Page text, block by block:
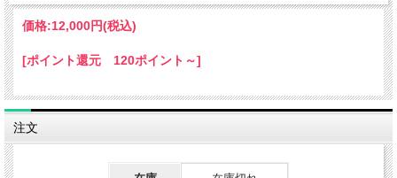
価格:12,000円(税込)
[ポイント還元 120ポイント～]
注文